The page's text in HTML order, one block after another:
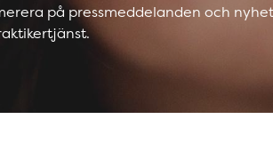
på pressmeddelanden och